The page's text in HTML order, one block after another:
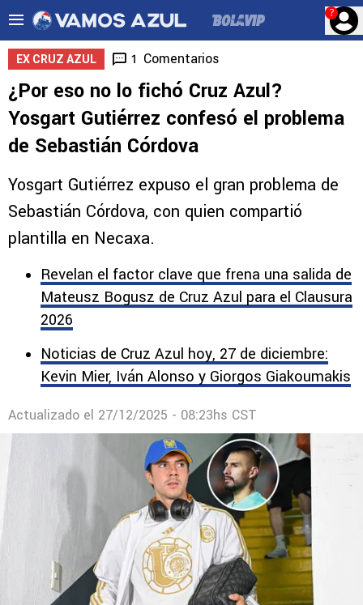
?
EX CRUZ AZUL 1 Comentarios
¿Por eso no lo fichó Cruz Azul?
Yosgart Gutiérrez confesó el problema
de Sebastián Córdova
Yosgart Gutiérrez expuso el gran problema de
Sebastián Córdova, con quien compartió
plantilla en Necaxa.
Revelan el factor clave que frena una salida de
Mateusz Bogusz de Cruz Azul para el Clausura
2026
Noticias de Cruz Azul hoy, 27 de diciembre:
Kevin Mier, Iván Alonso y Giorgos Giakoumakis
Actualizado el 27/12/2025 - 08:23hs CST